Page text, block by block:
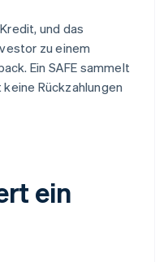
und das
zu einem
Ein SAFE sammelt
Rückzahlungen
ein